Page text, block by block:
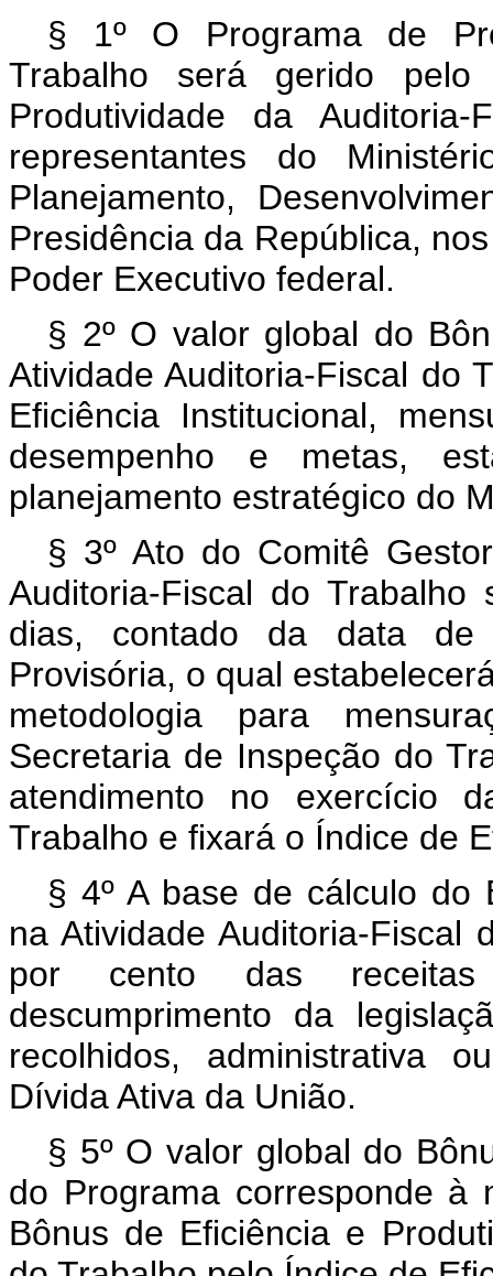
§ 1º O Programa de
Trabalho será gerido
Produtividade da
representantes do
Planejamento,
Presidência da República,
Poder Executivo federal.
§ 2º O valor global do
Atividade Auditoria-Fiscal do
Eficiência Institucional,
desempenho e metas,
planejamento estratégico do
§ 3º Ato do Comitê
Auditoria-Fiscal do
dias, contado da data de
Provisória, o qual
metodologia para
Secretaria de Inspeção do
atendimento no exercício
Trabalho e fixará o Índice de
§ 4º A base de cálculo do
na Atividade Auditoria-Fiscal
por cento das
descumprimento da
recolhidos, administrativa
Dívida Ativa da União.
§ 5º O valor global do
do Programa corresponde à
Bônus de Eficiência e